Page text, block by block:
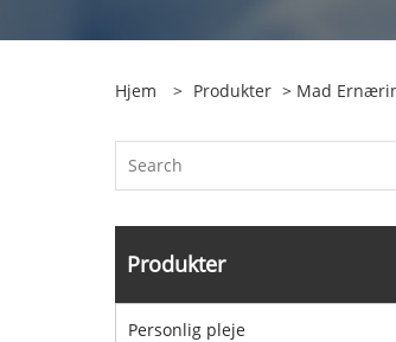
Hjem > Produkter > Mad
Produkter
Personlig pleje